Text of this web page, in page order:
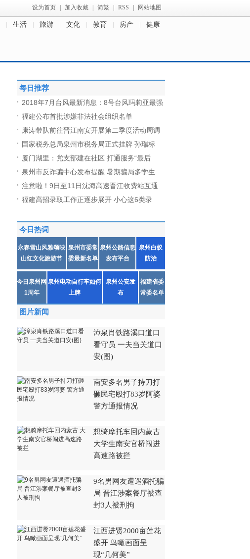
设为首页 加入收藏 简繁 RSS 网站地图
生活 旅游 文化 教育 房产 健康
每日推荐
2018年7月台风最新消息：8号台风玛莉亚最强
福建公布首批涉嫌非法社会组织名单
康涛带队前往晋江南安开展第二季度活动周调
国家税务总局泉州市税务局正式挂牌 孙瑞标
厦门湖里：党支部建在社区 打通服务“最后
泉州市反诈骗中心发布提醒 暑期骗局多学生
注意啦！9日至11日沈海高速晋江收费站互通
福建高招录取工作正逐步展开 小心这6类录
今日热词
永春雪山风雅颂映
山红文化旅游节
泉州市委常
委最新名单
泉州公路信息
发布平台
泉州白蚁
防治
今日泉州网
1周年
泉州电动自行车如何
上牌
泉州公安发
布
福建省委
常委名单
图片新闻
漳泉肖铁路溪口道口
看守员 一夫当关道口
安(图)
南安多名男子持刀打
砸民宅殴打83岁阿婆
警方通报情况
想骑摩托车回内蒙古
大学生南安官桥闯进
高速路被拦
9名男网友遭遇酒托骗
局 晋江涉案餐厅被查
封3人被刑拘
江西进贤2000亩莲花
盛开 鸟瞰画面呈
现“几何美”